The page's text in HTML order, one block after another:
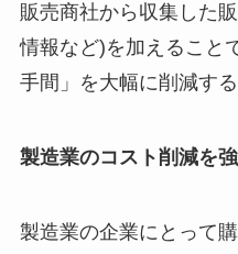
販売商社から収集した
情報など)を加えること
手間」を大幅に削減す
製造業のコスト削減を
製造業の企業にとって